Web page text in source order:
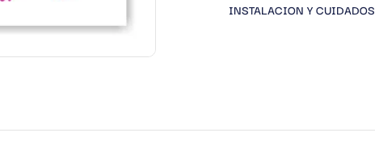
INSTALACION Y CUIDADOS